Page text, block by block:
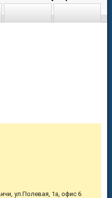
ул.Полевая, 1а, офис 6